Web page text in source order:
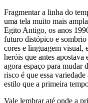
Fragmentar a linha do
uma tela muito mais
Egito Antigo, os anos
futuro distópico e sombrio
cores e linguagem visual,
heróis que antes
agora espaço para mudar
risco é que essa
estilo que a primeira
Vale lembrar até onde a